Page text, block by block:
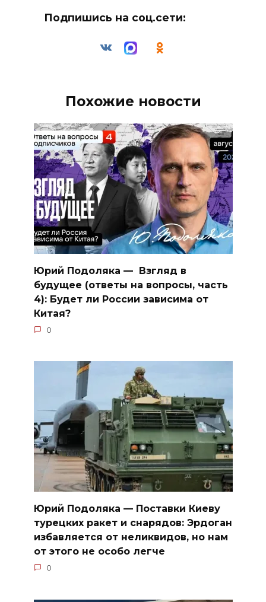
Подпишись на соц.сети:
Похожие новости
Юрий Подоляка — Взгляд в
будущее (ответы на вопросы, часть
4): Будет ли России зависима от
Китая?
0
Юрий Подоляка — Поставки Киеву
турецких ракет и снарядов: Эрдоган
избавляется от неликвидов, но нам
от этого не особо легче
0